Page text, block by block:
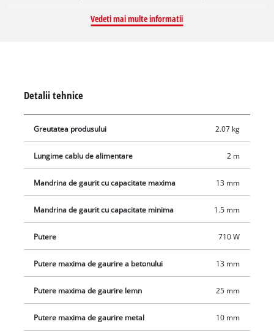
pentru a gauri in caramida si zidarie. Viteza de TC-ID 710 E
usor cu ajutorul mandrinei cu sistem de prindere rapida.
Manerul ergonomic moale permite utilizatorului sa tina in
siguranta unealta fara efort. Comutatorul Pornit pe poate fi
Vedeti mai multe informatii
Detalii tehnice
Greutatea produsului 2.07 kg
Lungime cablu de alimentare 2 m
Mandrina de gaurit cu capacitate maxima 13 mm
Mandrina de gaurit cu capacitate minima 1.5 mm
Putere 710 W
Putere maxima de gaurire a betonului 13 mm
Putere maxima de gaurire lemn 25 mm
Putere maxima de gaurire metal 10 mm